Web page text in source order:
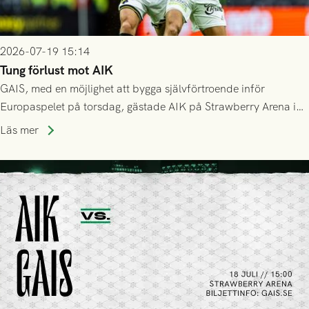
2026-07-19 15:14
Tung förlust mot AIK
GAIS, med en möjlighet att bygga självförtroende inför
Europaspelet på torsdag, gästade AIK på Strawberry Arena i
Stockholm . Men trots konstant hotande i första halvlek av
lyckades få in 2-0.
Läs mer